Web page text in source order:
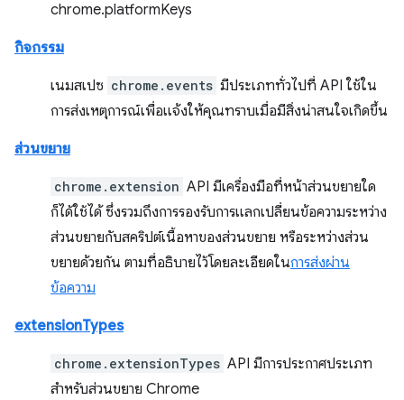
chrome.platformKeys
กิจกรรม
เนมสเปซ chrome.events มีประเภททั่วไปที่ API ใช้ใน
การส่งเหตุการณ์เพื่อแจ้งให้คุณทราบเมื่อมีสิ่งน่าสนใจเกิดขึ้น
ส่วนขยาย
chrome.extension API มีเครื่องมือที่หน้าส่วนขยายใด
ก็ได้ใช้ได้ ซึ่งรวมถึงการรองรับการแลกเปลี่ยนข้อความระหว่าง
ส่วนขยายกับสคริปต์เนื้อหาของส่วนขยาย หรือระหว่างส่วน
ขยายด้วยกัน ตามที่อธิบายไว้โดยละเอียดในการส่งผ่าน
ข้อความ
extensionTypes
chrome.extensionTypes API มีการประกาศประเภท
สำหรับส่วนขยาย Chrome